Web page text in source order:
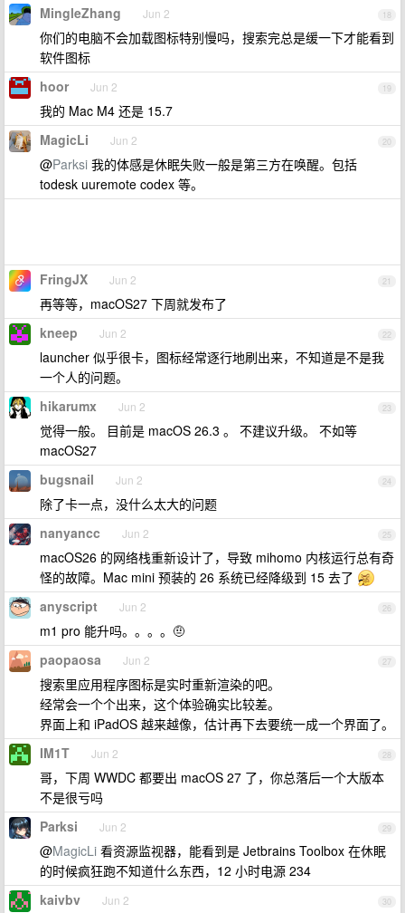
18
MingleZhang Jun 2
你们的电脑不会加载图标特别慢吗，搜索完总是缓一下才能看到
软件图标
19
hoor Jun 2
我的 Mac M4 还是 15.7
20
MagicLi Jun 2
@Parksi 我的体感是休眠失败一般是第三方在唤醒。包括
todesk uuremote codex 等。
21
FringJX Jun 2
再等等，macOS27 下周就发布了
22
kneep Jun 2
launcher 似乎很卡，图标经常逐行地刷出来，不知道是不是我
一个人的问题。
23
hikarumx Jun 2
觉得一般。 目前是 macOS 26.3 。 不建议升级。 不如等
macOS27
24
bugsnail Jun 2
除了卡一点，没什么太大的问题
25
nanyancc Jun 2
macOS26 的网络栈重新设计了，导致 mihomo 内核运行总有奇
怪的故障。Mac mini 预装的 26 系统已经降级到 15 去了
26
anyscript Jun 2
m1 pro 能升吗。。。。🤨
27
paopaosa Jun 2
搜索里应用程序图标是实时重新渲染的吧。
经常会一个个出来，这个体验确实比较差。
界面上和 iPadOS 越来越像，估计再下去要统一成一个界面了。
28
IM1T Jun 2
哥，下周 WWDC 都要出 macOS 27 了，你总落后一个大版本
不是很亏吗
29
Parksi Jun 2
@MagicLi 看资源监视器，能看到是 Jetbrains Toolbox 在休眠
的时候疯狂跑不知道什么东西，12 小时电源 234
30
kaivbv Jun 2